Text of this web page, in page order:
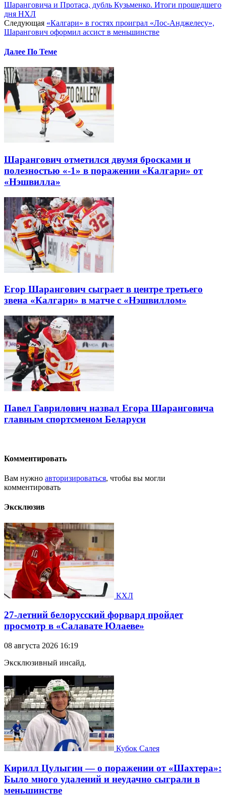
Шаранговича и Протаса, дубль Кузьменко. Итоги прошедшего
дня НХЛ
Следующая «Калгари» в гостях проиграл «Лос-Анджелесу»,
Шарангович оформил ассист в меньшинстве
Далее По Теме
Шарангович отметился двумя бросками и
полезностью «-1» в поражении «Калгари» от
«Нэшвилла»
Егор Шарангович сыграет в центре третьего
звена «Калгари» в матче с «Нэшвиллом»
Павел Гаврилович назвал Егора Шаранговича
главным спортсменом Беларуси
Комментировать
Вам нужно авторизироваться, чтобы вы могли
комментировать
Эксклюзив
КХЛ
27-летний белорусский форвард пройдет
просмотр в «Салавате Юлаеве»
08 августа 2026 16:19
Эксклюзивный инсайд.
Кубок Салея
Кирилл Цулыгин — о поражении от «Шахтера»:
Было много удалений и неудачно сыграли в
меньшинстве